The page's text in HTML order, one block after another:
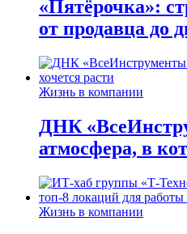
«Пятёрочка»:
от продавца до
Жизнь в компании
ДНК
атмосфера, в
Жизнь в компании